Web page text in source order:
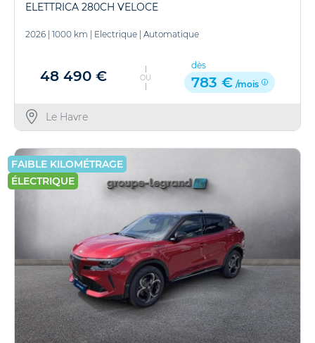
ELETTRICA 280CH VELOCE
2026 1000 km Electrique Automatique
48 490 € OU
dès
783 € /mois
Le Havre
FAIBLE KILOMÉTRAGE
ÉLECTRIQUE